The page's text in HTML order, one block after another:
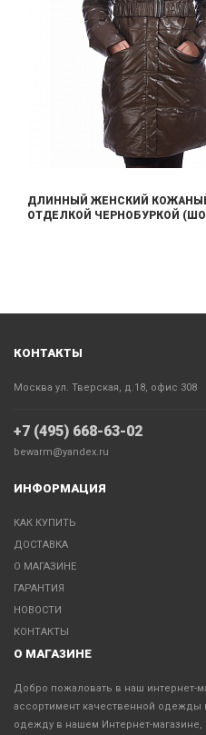
ДЛИННЫЙ ЖЕНСКИЙ
ОТДЕЛКОЙ ЧЕРНОБУРКОЙ
КОНТАКТЫ
Москва ул. Тверская, д.18, офис 308
+7 (495) 668-63-02
bewarm@yandex.ru
ИНФОРМАЦИЯ
КАК КУПИТЬ
ДОСТАВКА
О МАГАЗИНЕ
ГАРАНТИЯ
НОВОСТИ
КОНТАКТЫ
О МАГАЗИНЕ
Добро пожаловать в наш интернет-
ассортимент качественной одежды
одежду в нашем Интернет-